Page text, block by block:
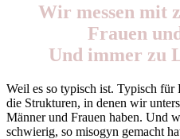
Wir messen mit
Frauen
Und immer zu
Weil es so typisch ist. Typisch
die Strukturen, in denen wir
Männer und Frauen haben. Und
schwierig, so misogyn gemacht